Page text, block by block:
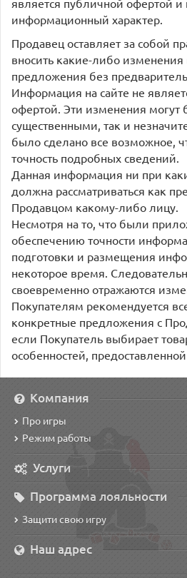
информационный характер.
Продавец оставляет за собой
вносить какие-либо
предложения без
Информация на сайте не
офертой. Эти изменения могут
существенными, так и
было сделано все возможное,
точность подробных сведений.
Данная информация ни при
должна рассматриваться как
Продавцом какому-либо лицу.
Несмотря на то, что были
обеспечению точности
подготовки и размещения
некоторое время.
своевременно отражаются
Покупателям рекомендуется
конкретные предложения с
если Покупатель выбирает
особенностей,
Компания
Про игры
Режим работы
Услуги
Программа лояльности
Защити свою игру
Наш адрес